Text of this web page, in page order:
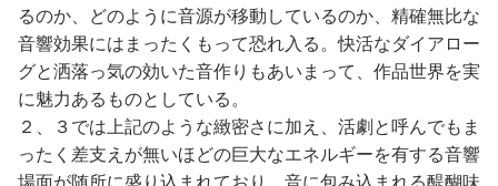
るのか、どのように音源が移動しているのか、精確無比な
音響効果にはまったくもって恐れ入る。快活なダイアロー
グと洒落っ気の効いた音作りもあいまって、作品世界を実
に魅力あるものとしている。
２、３では上記のような緻密さに加え、活劇と呼んでもま
ったく差支えが無いほどの巨大なエネルギーを有する音響
場面が随所に盛り込まれており、音に包み込まれる醍醐味